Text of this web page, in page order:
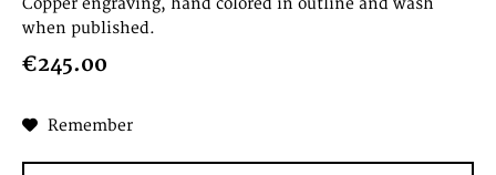
Copper engraving, hand colored in outline and wash
when published.
€245.00
Remember